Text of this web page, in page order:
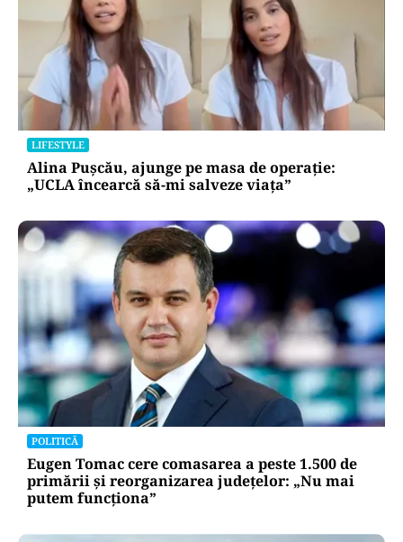
BUSINESS
TeraPlast (TRP) —Venituri în creștere,
profitabilitate sub presiune
LIFESTYLE
Alina Pușcău, ajunge pe masa de operație:
„UCLA încearcă să-mi salveze viața”